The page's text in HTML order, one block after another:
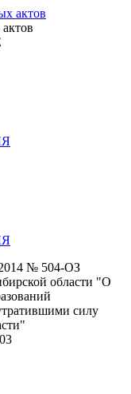
№ 504-ОЗ
области "О
силу